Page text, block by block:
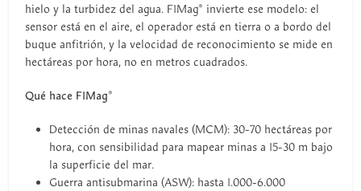
hielo y la turbidez del agua. F1Mag® invierte ese modelo: el
sensor está en el aire, el operador está en tierra o a bordo del
buque anfitrión, y la velocidad de reconocimiento se mide en
hectáreas por hora, no en metros cuadrados.
Qué hace F1Mag®
Detección de minas navales (MCM): 30-70 hectáreas por
hora, con sensibilidad para mapear minas a 15-30 m bajo
la superficie del mar.
Guerra antisubmarina (ASW): hasta 1.000-6.000